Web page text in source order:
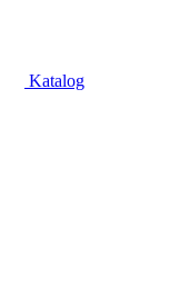
Katalog